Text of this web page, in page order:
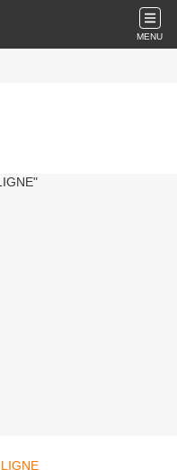
MENU